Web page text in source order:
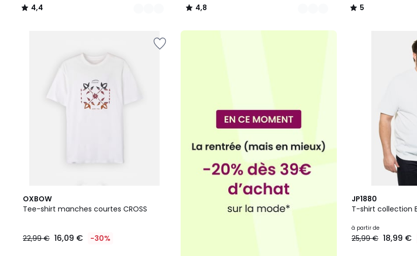
€
appliquée.
4,4
/
4,8
/
5
/
OXBOW
Tee-shirt manches courtes CROSS
22,99 € 16,09 € -30%
5
Couleurs
JP1880
T-shirt collection
à partir de
25,99 € 18,99 €
4,8
/ 5
16
Couleurs